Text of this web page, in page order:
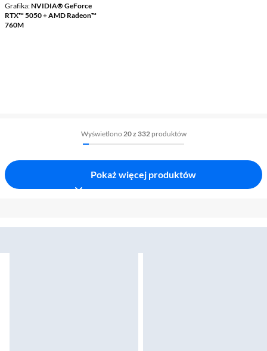
Grafika NVIDIA® GeForce
RTX™ 5050 + AMD Radeon™
760M
Wyświetlono 20 z 332 produktów
Pokaż więcej produktów